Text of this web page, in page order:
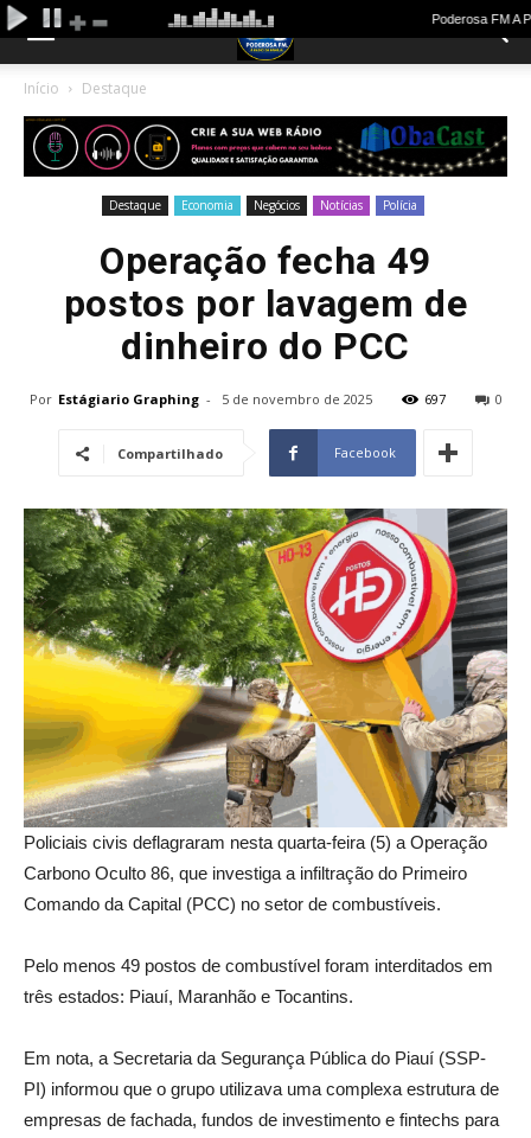
Início Destaque
Destaque Economia Negócios Notícias Polícia
Operação fecha 49
postos por lavagem de
dinheiro do PCC
Por Estágiario Graphing - 5 de novembro de 2025 697 0
Compartilhado Facebook
Policiais civis deflagraram nesta quarta-feira (5) a Operação
Carbono Oculto 86, que investiga a infiltração do Primeiro
Comando da Capital (PCC) no setor de combustíveis.
Pelo menos 49 postos de combustível foram interditados em
três estados: Piauí, Maranhão e Tocantins.
Em nota, a Secretaria da Segurança Pública do Piauí (SSP-
PI) informou que o grupo utilizava uma complexa estrutura de
empresas de fachada, fundos de investimento e fintechs para